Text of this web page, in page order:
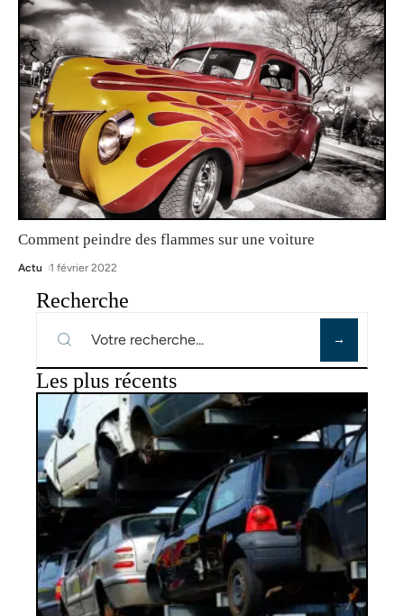
Comment peindre des flammes sur une voiture
Actu 1 février 2022
Recherche
Les plus récents